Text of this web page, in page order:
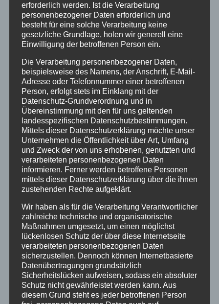
Wir danken allen, die sich an der Wahl
beteiligt haben, ganz herzlich!
Die Wahlbeteiligung lag in unserer Gemeinde
bei 13,8 %, im Kirchenkreis bei 48 %.
Der neue Kirchenvorstand setzt sich aus
gewählten und berufenen Mitgliedern
zusammen. Von den insgesamt 17
Kandidatinnen und Kandidaten konnten für
12 Personen Stimmen abgegeben werden.
Gewählt wurden:
Katrin Alsleben
Dr. Marion Haase
Astrid Fey
Nicola Alexander Ferl
Jasmin Schlee
Annette Lieberknecht-Wolf
Ulrike Arnold
erforderlich werden. Ist die Verarbeitung
personenbezogener Daten erforderlich und
besteht für eine solche Verarbeitung keine
gesetzliche Grundlage, holen wir generell eine
Einwilligung der betroffenen Person ein.
Die Verarbeitung personenbezogener Daten,
beispielsweise des Namens, der Anschrift, E-Mail-
Adresse oder Telefonnummer einer betroffenen
Person, erfolgt stets im Einklang mit der
Datenschutz-Grundverordnung und in
Übereinstimmung mit den für uns geltenden
landesspezifischen Datenschutzbestimmungen.
Mittels dieser Datenschutzerklärung möchte unser
Unternehmen die Öffentlichkeit über Art, Umfang
und Zweck der von uns erhobenen, genutzten und
verarbeiteten personenbezogenen Daten
informieren. Ferner werden betroffene Personen
mittels dieser Datenschutzerklärung über die ihnen
zustehenden Rechte aufgeklärt.
Wir haben als für die Verarbeitung Verantwortlicher
zahlreiche technische und organisatorische
Maßnahmen umgesetzt, um einen möglichst
lückenlosen Schutz der über diese Internetseite
verarbeiteten personenbezogenen Daten
sicherzustellen. Dennoch können Internetbasierte
Datenübertragungen grundsätzlich
Sicherheitslücken aufweisen, sodass ein absoluter
Schutz nicht gewährleistet werden kann. Aus
diesem Grund steht es jeder betroffenen Person